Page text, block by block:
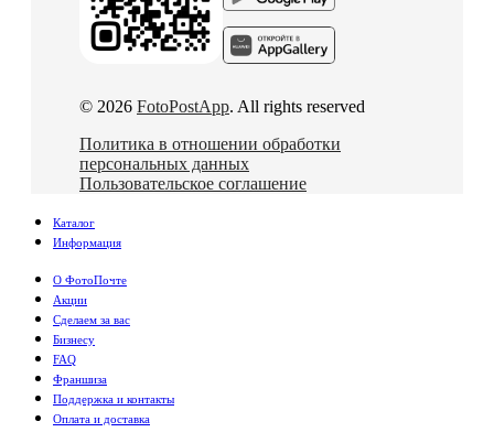
© 2026 FotoPostApp. All rights reserved
Политика в отношении обработки
персональных данных
Пользовательское соглашение
Каталог
Информация
О ФотоПочте
Акции
Сделаем за вас
Бизнесу
FAQ
Франшиза
Поддержка и контакты
Оплата и доставка